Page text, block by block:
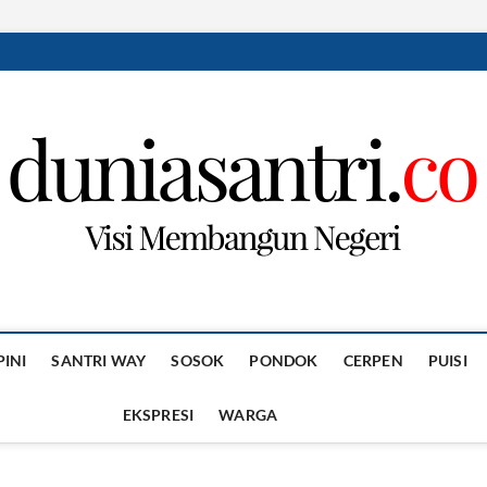
SANTRI WAY SOSOK PONDOK CERPEN PUISI
EKSPRESI WARGA